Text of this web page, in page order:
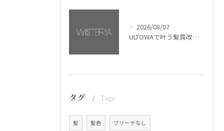
2026/08/07
ULTOWAで叶う髪質改善美髪カラー【銀座・美容室WISTERIA】
タグ Tags
髪 髪色 ブリーチなし